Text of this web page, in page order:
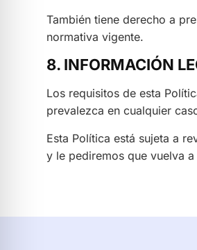
También tiene derecho a
normativa vigente.
8. INFORMACIÓN
Los requisitos de esta
prevalezca en cualquier
Esta Política está sujeta a
y le pediremos que vuelva